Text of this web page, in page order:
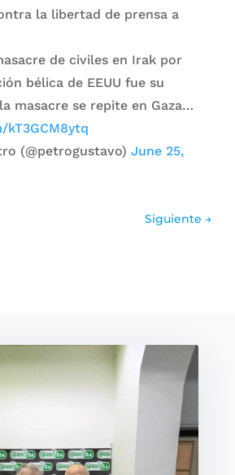
la libertad de prensa a
de civiles en Irak por
bélica de EEUU fue su
masacre se repite en Gaza…
(@petrogustavo) June 25,
Siguiente →